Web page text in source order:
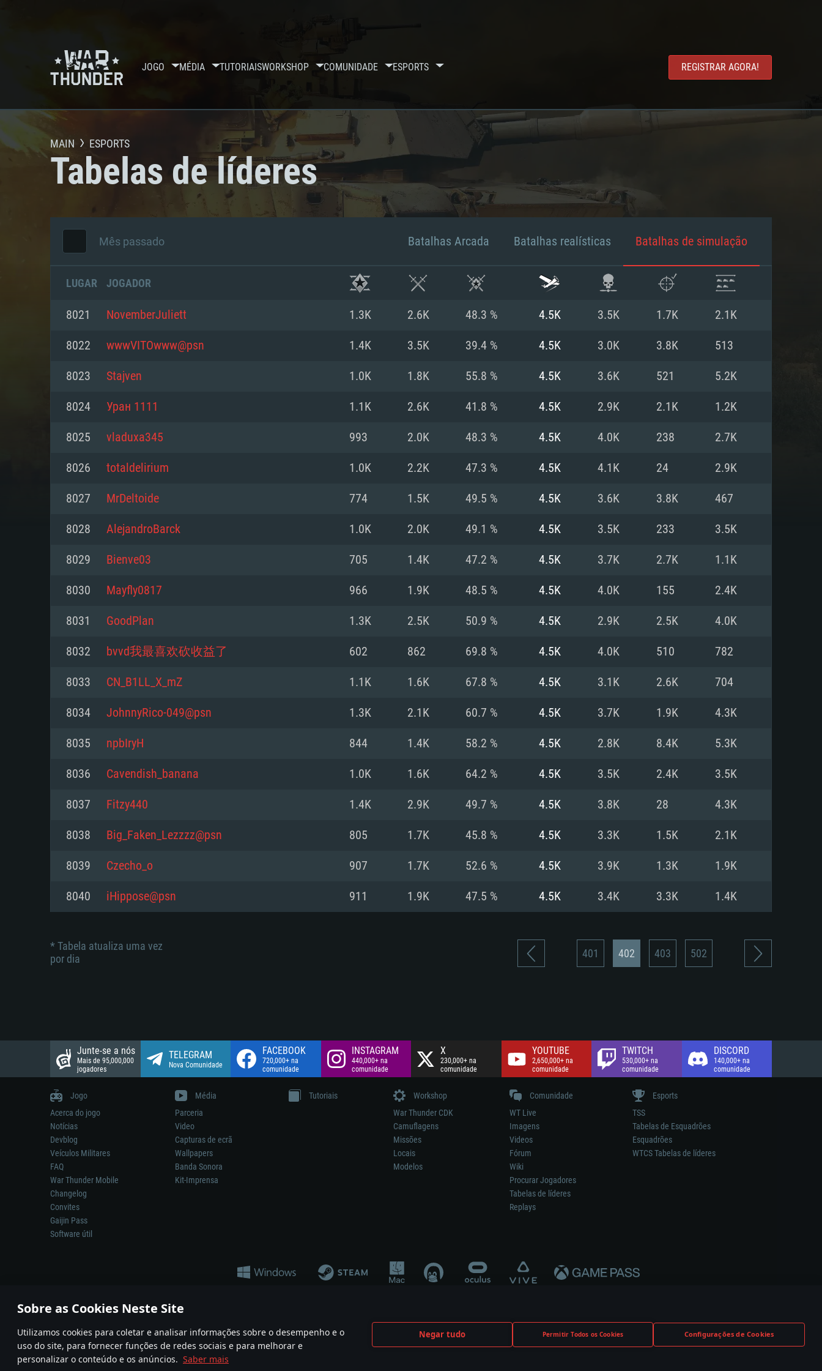
Sobre as Cookies Neste Site
Utilizamos cookies para coletar e analisar informações sobre o desempenho e o
uso do site, para fornecer funções de redes sociais e para melhorar e
personalizar o conteúdo e os anúncios. Saber mais
Negar tudo Permitir Todos os Cookies Configurações de Cookies
JOGO MÉDIA TUTORIAISWORKSHOP COMUNIDADE ESPORTS REGISTRAR AGORA!
REQUERIMENTOS DE SISTEMA
Mínimo
77XX / NVIDIA GeForce GTX 660. Resolução
mínima suportada: 720p
Network: Internet de banda larga.
Disco: 23,1 GB
Recomendado
superior
Memória: 16 GB ou mais
Placa Gráfica: Placa com DirectX 11 ou superior;
Nvidia GeForce 1060 ou superior, Radeon RX 570
Mínimo
mais recente
Processador: Core i5 2.2GHz mínimo (Intel Xeon
não suportado)
Memória: 6 GB
Placa Gráfica: Intel Iris Pro 5200 (Mac),
mínima suportada: 720p com suporte Metal.
Network: Internet de banda larga.
Disco: 21,5 GB
Recomendado
mais recente
Processador: Core i7 (Intel Xeon não suportado)
Memória: 8 GB
Placa Gráfica: Radeon Vega II ou superior com
suporte Metal.
Network: Internet de banda larga.
Disco: 60,2 GB
Mínimo
do Linux de 64bit
Processador: Dual-Core 2.4 GHz
Memória: 4 GB
Placa Gráfica: NVIDIA 660 com os drivers mais
recentes (não mais de 6 meses) / equivalentes
Vulkan (não mais de 6 meses); Resolução mínima
suportada: 720p.
Network: Internet de banda larga.
Disco: 21,5 GB
Recomendado
recentes (não mais de 6 meses) / equivalentes
AMD (Radeon RX 570) com os drivers mais
Vulkan.
Network: Internet de banda larga.
Disco: 60,2 GB
MAIN ESPORTS
Tabelas de líderes
Mês passado Batalhas Arcada Batalhas realísticas Batalhas de simulação
LUGAR JOGADOR
8021 NovemberJuliett 1.3K 2.6K 48.3 % 4.5K 3.5K 1.7K 2.1K
8022 wwwVITOwww@psn 1.4K 3.5K 39.4 % 4.5K 3.0K 3.8K 513
8023 Stajven 1.0K 1.8K 55.8 % 4.5K 3.6K 521 5.2K
8024 Уран 1111 1.1K 2.6K 41.8 % 4.5K 2.9K 2.1K 1.2K
8025 vladuxa345 993 2.0K 48.3 % 4.5K 4.0K 238 2.7K
8026 totaldelirium 1.0K 2.2K 47.3 % 4.5K 4.1K 24 2.9K
8027 MrDeltoide 774 1.5K 49.5 % 4.5K 3.6K 3.8K 467
8028 AlejandroBarck 1.0K 2.0K 49.1 % 4.5K 3.5K 233 3.5K
8029 Bienve03 705 1.4K 47.2 % 4.5K 3.7K 2.7K 1.1K
8030 Mayfly0817 966 1.9K 48.5 % 4.5K 4.0K 155 2.4K
8031 GoodPlan 1.3K 2.5K 50.9 % 4.5K 2.9K 2.5K 4.0K
8032 bvvd我最喜欢砍收益了 602 862 69.8 % 4.5K 4.0K 510 782
8033 CN_B1LL_X_mZ 1.1K 1.6K 67.8 % 4.5K 3.1K 2.6K 704
8034 JohnnyRico-049@psn 1.3K 2.1K 60.7 % 4.5K 3.7K 1.9K 4.3K
8035 npbIryH 844 1.4K 58.2 % 4.5K 2.8K 8.4K 5.3K
8036 Cavendish_banana 1.0K 1.6K 64.2 % 4.5K 3.5K 2.4K 3.5K
8037 Fitzy440 1.4K 2.9K 49.7 % 4.5K 3.8K 28 4.3K
8038 Big_Faken_Lezzzz@psn 805 1.7K 45.8 % 4.5K 3.3K 1.5K 2.1K
8039 Czecho_o 907 1.7K 52.6 % 4.5K 3.9K 1.3K 1.9K
8040 iHippose@psn 911 1.9K 47.5 % 4.5K 3.4K 3.3K 1.4K
* Tabela atualiza uma vez
por dia
401 402 403 502
Junte-se a nós
Mais de 95,000,000
jogadores
TELEGRAM
Nova Comunidade
FACEBOOK
720,000+ na
comunidade
INSTAGRAM
440,000+ na
comunidade
X
230,000+ na
comunidade
YOUTUBE
2,650,000+ na
comunidade
TWITCH
530,000+ na
comunidade
DISCORD
140,000+ na
comunidade
Jogo
Acerca do jogo
Notícias
Devblog
Veículos Militares
FAQ
War Thunder Mobile
Changelog
Convites
Gaijin Pass
Software útil
Média
Parceria
Video
Capturas de ecrã
Wallpapers
Banda Sonora
Kit-Imprensa
Tutoriais
Workshop
War Thunder CDK
Camuflagens
Missões
Locais
Modelos
Comunidade
WT Live
Imagens
Videos
Fórum
Wiki
Procurar Jogadores
Tabelas de líderes
Replays
Esports
TSS
Tabelas de Esquadrões
Esquadrões
WTCS Tabelas de líderes
A reprodução de qualquer sistema de armas ou veículo neste jogo não significa participação no desenvolvimento, patrocínio ou aval do respetivo construtor.
© 2011—2026 Gaijin Games Kft. All trademarks, logos and brand names are the property of their respective owners.
Termos e condições Termos de Serviço